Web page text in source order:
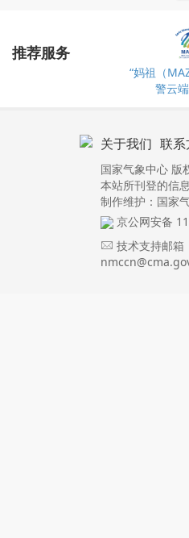
推荐服务
“妈祖（
警云
关于我们 联系
国家气象中心
本站所刊登的信
制作维护：国家
京公网安备
技术支持邮箱